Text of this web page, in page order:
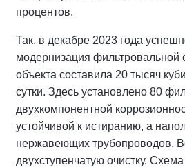
процентов.
Так, в декабре 2023 года
модернизация фильтровальной
объекта составила 20 тысяч
сутки. Здесь установлено 80
двухкомпонентной
устойчивой к истиранию, а
нержавеющих трубопроводов.
двухступенчатую очистку.